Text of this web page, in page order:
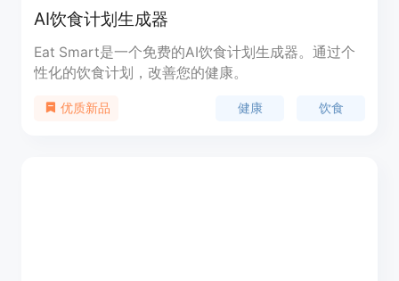
AI饮食计划生成器
Eat Smart是一个免费的AI饮食计划生成器。通过个
性化的饮食计划，改善您的健康。
优质新品 健康 饮食